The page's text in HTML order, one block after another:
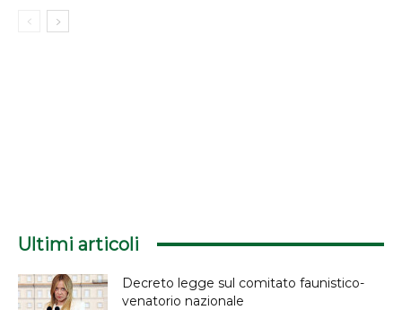
Ultimi articoli
Decreto legge sul comitato faunistico-
venatorio nazionale